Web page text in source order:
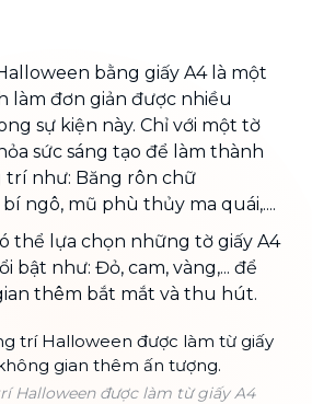
bằng giấy A4 là một
làm đơn giản được nhiều
sự kiện này. Chỉ với một tờ
sức sáng tạo để làm thành
trí như: Băng rôn chữ
bí ngô, mũ phù thủy ma quái,....
thể lựa chọn những tờ giấy A4
bật như: Đỏ, cam, vàng,... để
thêm bắt mắt và thu hút.
Halloween được làm từ giấy A4